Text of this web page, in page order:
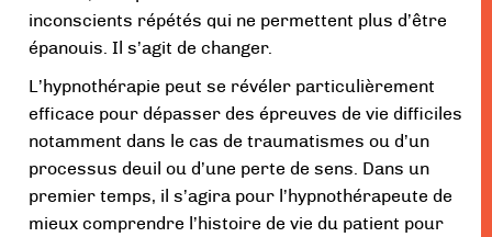
inconscients répétés qui ne permettent plus d’être
épanouis. Il s’agit de changer.
L’hypnothérapie peut se révéler particulièrement
efficace pour dépasser des épreuves de vie difficiles
notamment dans le cas de traumatismes ou d’un
processus deuil ou d’une perte de sens. Dans un
premier temps, il s’agira pour l’hypnothérapeute de
mieux comprendre l’histoire de vie du patient pour